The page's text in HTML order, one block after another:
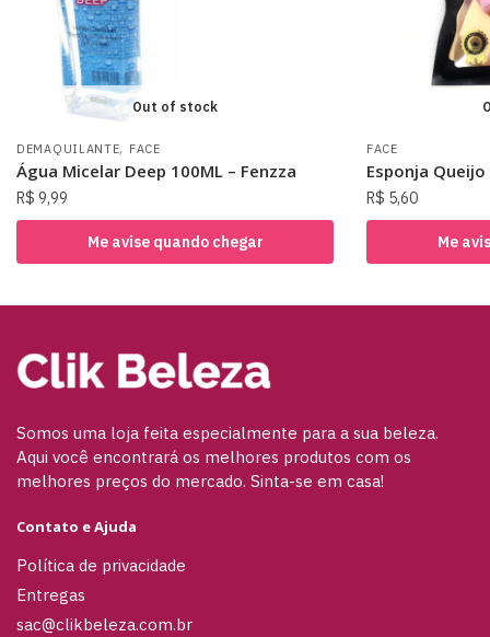
Out of stock
DEMAQUILANTE, FACE
Água Micelar Deep 100ML – Fenzza
R$ 9,99
Me avise quando chegar
FACE
Esponja
R$ 5,60
Me
Somos uma loja feita especialmente para a sua beleza.
Aqui você encontrará os melhores produtos com os
melhores preços do mercado. Sinta-se em casa!
Contato e Ajuda
Política de privacidade
Entregas
sac@clikbeleza.com.br